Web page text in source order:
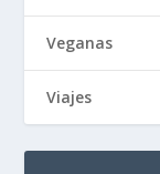
Veganas
Viajes